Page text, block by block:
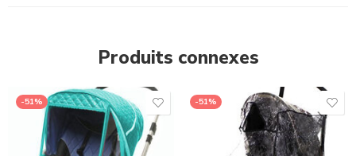
Produits connexes
-51% -51%